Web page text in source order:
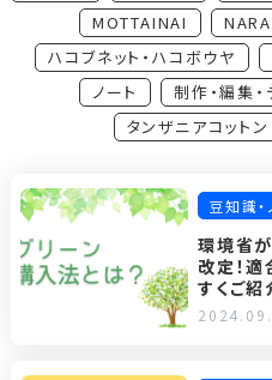
MOTTAINAI
ハコブネット・ハコボウヤ
ノート
制作・編集・
タンザニアコットン
豆知識
環境省
改定！
すくご紹